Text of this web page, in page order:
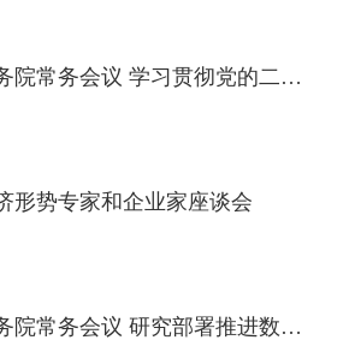
李强主持召开国务院常务会议 学习贯彻党的二十届三中全会精神等
形势专家和企业家座谈会
李强主持召开国务院常务会议 研究部署推进数字经济高质量发展有关工作等